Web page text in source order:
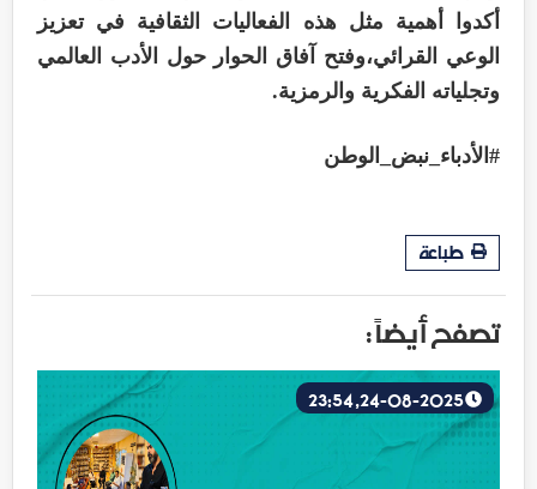
أكدوا أهمية مثل هذه الفعاليات الثقافية في تعزيز
الوعي القرائي،وفتح آفاق الحوار حول الأدب العالمي
وتجلياته الفكرية والرمزية.
#الأدباء_نبض_الوطن
طباعة
تصفح أيضاً :